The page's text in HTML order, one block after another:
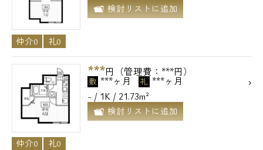
検討リストに追加
仲介0 礼0
***円（管理費：***円）
敷 ***ヶ月 礼 ***ヶ月
- / 1K / 21.73m²
検討リストに追加
仲介0 礼0